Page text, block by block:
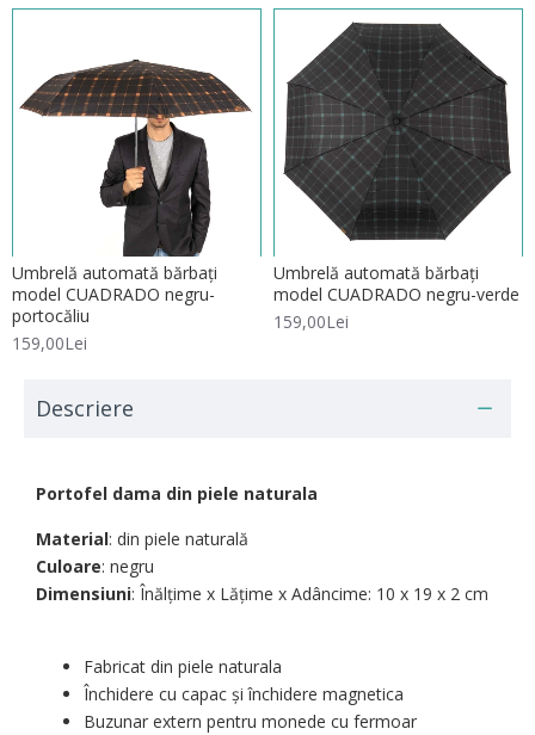
Umbrelă automată bărbați
model CUADRADO negru-
portocăliu
159,00Lei
Umbrelă automată bărbați
model CUADRADO negru-verde
159,00Lei
Descriere
Portofel dama din piele naturala
Material: din piele naturală
Culoare: negru
Dimensiuni: Înălțime x Lățime x Adâncime: 10 х 19 х 2 cm
Fabricat din piele naturala
Închidere cu capac și închidere magnetica
Buzunar extern pentru monede cu fermoar